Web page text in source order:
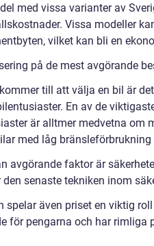
med vissa varianter av
Vissa modeller
vilket kan bli en
på de mest avgörande
till att välja en bil är
En av de
är alltmer medvetna om
med låg
avgörande faktor är
den senaste tekniken inom
spelar även priset en viktig
för pengarna och har rimliga